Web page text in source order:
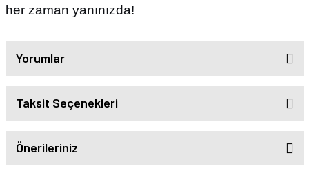
her zaman yanınızda!
Yorumlar
Taksit Seçenekleri
Önerileriniz